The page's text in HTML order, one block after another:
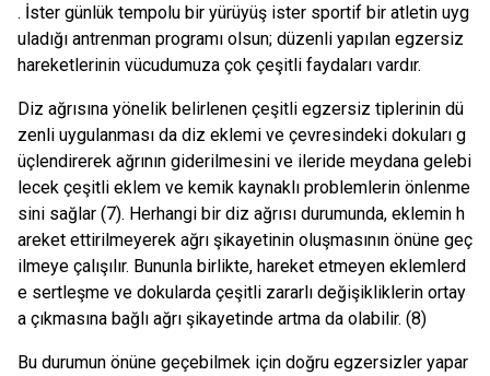
. İster günlük tempolu bir yürüyüş ister sportif bir atletin uyg
uladığı antrenman programı olsun; düzenli yapılan egzersiz
hareketlerinin vücudumuza çok çeşitli faydaları vardır.
Diz ağrısına yönelik belirlenen çeşitli egzersiz tiplerinin dü
zenli uygulanması da diz eklemi ve çevresindeki dokuları g
üçlendirerek ağrının giderilmesini ve ileride meydana gelebi
lecek çeşitli eklem ve kemik kaynaklı problemlerin önlenme
sini sağlar (7). Herhangi bir diz ağrısı durumunda, eklemin h
areket ettirilmeyerek ağrı şikayetinin oluşmasının önüne geç
ilmeye çalışılır. Bununla birlikte, hareket etmeyen eklemlerd
e sertleşme ve dokularda çeşitli zararlı değişikliklerin ortay
a çıkmasına bağlı ağrı şikayetinde artma da olabilir. (8)
Bu durumun önüne geçebilmek için doğru egzersizler yapar